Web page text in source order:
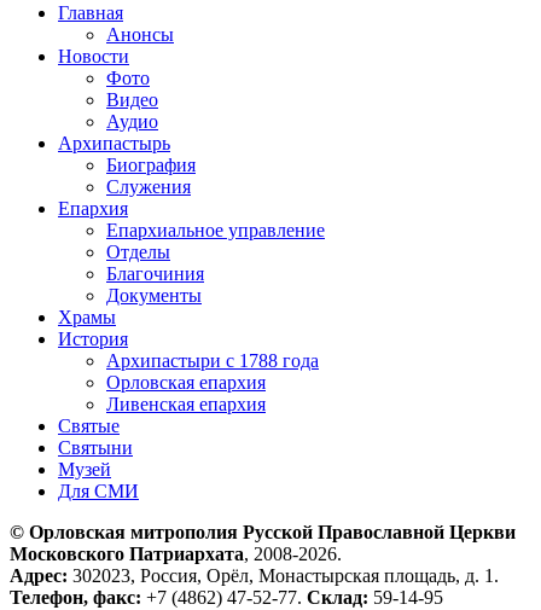
Главная
Анонсы
Новости
Фото
Видео
Аудио
Архипастырь
Биография
Служения
Епархия
Епархиальное управление
Отделы
Благочиния
Документы
Храмы
История
Архипастыри с 1788 года
Орловская епархия
Ливенская епархия
Святые
Святыни
Музей
Для СМИ
© Орловская митрополия Русской Православной Церкви
Московского Патриархата, 2008-2026.
Адрес: 302023, Россия, Орёл, Монастырская площадь, д. 1.
Телефон, факс: +7 (4862) 47-52-77. Склад: 59-14-95